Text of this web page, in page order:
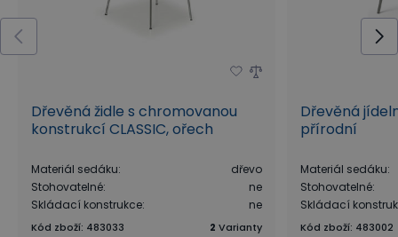
Dřevěná židle s chromovanou
konstrukcí CLASSIC, ořech
Materiál sedáku:
dřevo
Stohovatelné:
ne
Skládací konstrukce: ne
Kód zboží: 483033 2 Varianty
Dřevěná
přírodní
Materiál sedáku:
Stohovatelné:
Skládací
Kód zboží: 483002